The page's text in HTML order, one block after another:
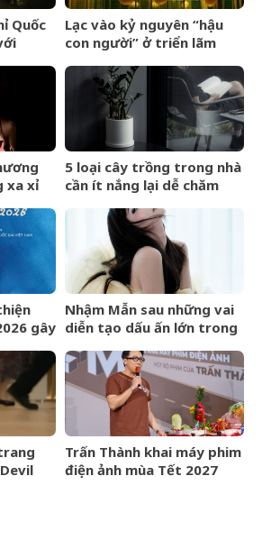
Quốc
Lạc vào kỷ nguyên “hậu
con người” ở triển lãm
Chit Chítt
xa xỉ
5 loại cây trồng trong nhà
cần ít nắng lại dễ chăm
gây
Nhậm Mẫn sau những vai
diễn tạo dấu ấn lớn trong
Trấn Thành khai máy phim
điện ảnh mùa Tết 2027